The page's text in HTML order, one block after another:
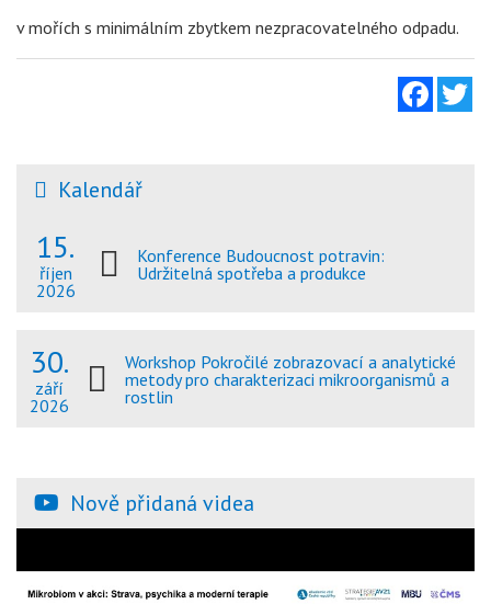
v mořích s minimálním zbytkem nezpracovatelného odpadu.
Kalendář
15.
říjen
2026
Konference Budoucnost potravin:
Udržitelná spotřeba a produkce
30.
září
2026
Workshop Pokročilé zobrazovací a analytické
metody pro charakterizaci mikroorganismů a
rostlin
Nově přidaná videa